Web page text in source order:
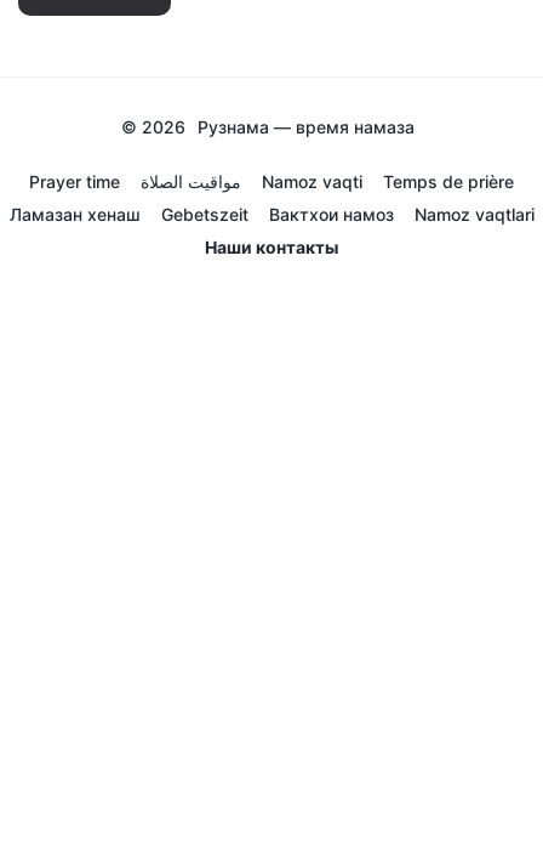
© 2026 Рузнама — время намаза
Prayer time مواقيت الصلاة Namoz vaqti
Temps de prière
Ламазан хенаш
Gebetszeit Вактхои намоз
Namoz vaqtlari
Наши контакты